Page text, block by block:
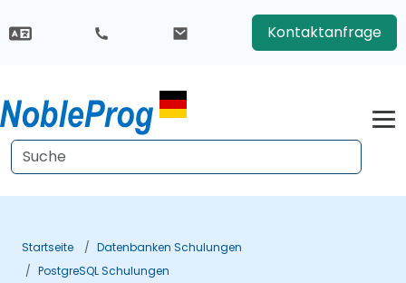
Kontaktanfrage
Startseite
Datenbanken Schulungen
PostgreSQL Schulungen